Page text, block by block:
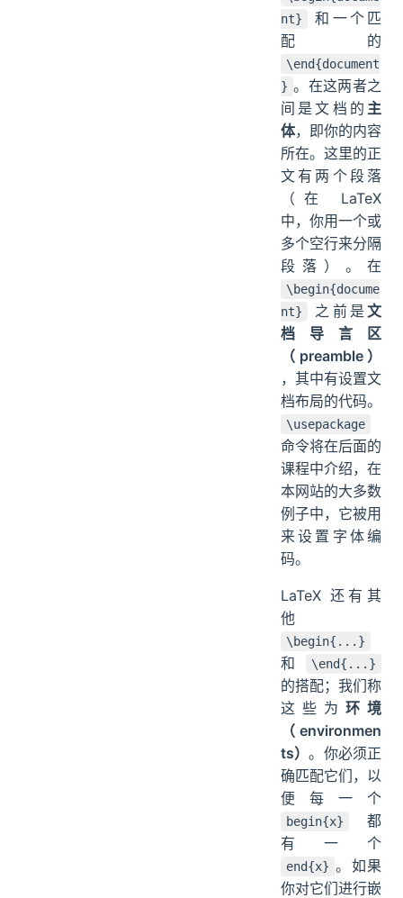
nt}
和一个匹
配的
\end{document
} 。在这两者之
间是文档的 主
体，即你的内容
所在。这里的正
文有两个段落
（在 LaTeX
中，你用一个或
多个空行来分隔
段落）。在
\begin{docume
nt}
之前是 文
档导言区
（preamble）
，其中有设置文
档布局的代码。
\usepackage
命令将在后面的
课程中介绍，在
本网站的大多数
例子中，它被用
来设置字体编
码。
LaTeX 还有其
他
\begin{...}
和 \end{...}
的搭配；我们称
这些为 环境
（environmen
ts）。你必须正
确匹配它们，以
便每一个
begin{x}
都
有一个
end{x} 。如果
你对它们进行嵌